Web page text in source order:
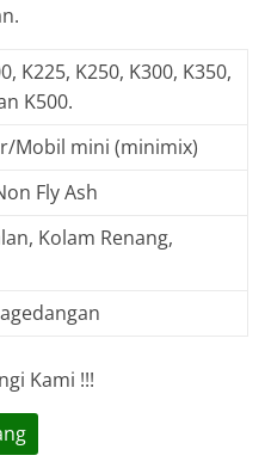
K225, K250, K300, K350,
K500.
Mobil mini (minimix)
Fly Ash
Kolam Renang,
Kami !!!